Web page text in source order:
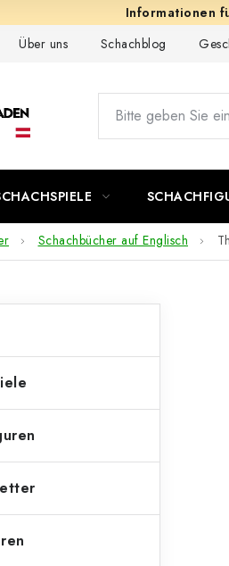
Über uns Schachblog
Schachbücher auf Englisch